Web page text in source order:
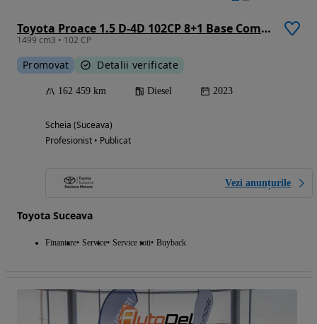
Toyota Proace 1.5 D-4D 102CP 8+1 Base Compact
1499 cm3 • 102 CP
Promovat Detalii verificate
162 459 km Diesel 2023
Scheia (Suceava)
Profesionist • Publicat
Vezi anunțurile
Toyota Suceava
Finantare Service Service roti Buyback